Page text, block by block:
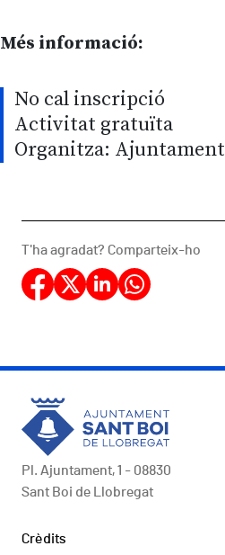
Més informació:
No cal inscripció
Activitat gratuïta
Organitza: Ajuntament
T'ha agradat? Comparteix-ho
Pl. Ajuntament, 1 - 08830
Sant Boi de Llobregat
Peu
Crèdits